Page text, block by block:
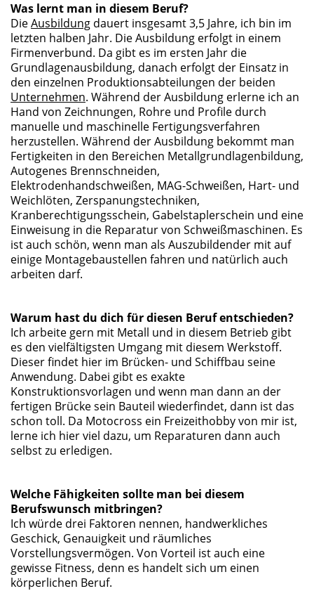
Was lernt man in diesem Beruf?
DieAusbildung dauert insgesamt 3,5 Jahre, ich bin im
letzten halben Jahr. Die Ausbildung erfolgt in einem
Firmenverbund. Da gibt es im ersten Jahr die
Grundlagenausbildung, danach erfolgt der Einsatz in
den einzelnen Produktionsabteilungen der beiden
Unternehmen. Während der Ausbildung erlerne ich an
Hand von Zeichnungen, Rohre und Profile durch
manuelle und maschinelle Fertigungsverfahren
herzustellen. Während der Ausbildung bekommt man
Fertigkeiten in den Bereichen Metallgrundlagenbildung,
Autogenes Brennschneiden,
Elektrodenhandschweißen, MAG-Schweißen, Hart- und
Weichlöten, Zerspanungstechniken,
Kranberechtigungsschein, Gabelstaplerschein und eine
Einweisung in die Reparatur von Schweißmaschinen. Es
ist auch schön, wenn man als Auszubildender mit auf
einige Montagebaustellen fahren und natürlich auch
arbeiten darf.
Warum hast du dich für diesen Beruf entschieden?
Ich arbeite gern mit Metall und in diesem Betrieb gibt
es den vielfältigsten Umgang mit diesem Werkstoff.
Dieser findet hier im Brücken- und Schiffbau seine
Anwendung. Dabei gibt es exakte
Konstruktionsvorlagen und wenn man dann an der
fertigen Brücke sein Bauteil wiederfindet, dann ist das
schon toll. Da Motocross ein Freizeithobby von mir ist,
lerne ich hier viel dazu, um Reparaturen dann auch
selbst zu erledigen.
Welche Fähigkeiten sollte man bei diesem
Berufswunsch mitbringen?
Ich würde drei Faktoren nennen, handwerkliches
Geschick, Genauigkeit und räumliches
Vorstellungsvermögen. Von Vorteil ist auch eine
gewisse Fitness, denn es handelt sich um einen
körperlichen Beruf.